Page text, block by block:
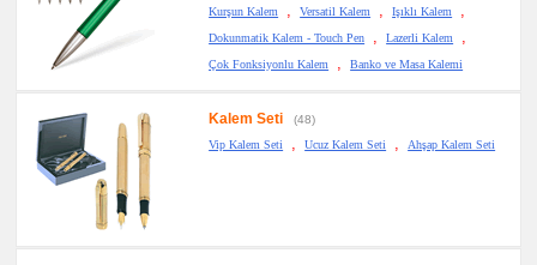
Kurşun Kalem , Versatil Kalem , Işıklı Kalem ,
Dokunmatik Kalem - Touch Pen , Lazerli Kalem ,
Çok Fonksiyonlu Kalem , Banko ve Masa Kalemi
Kalem Seti
(48)
Vip Kalem Seti
, Ucuz Kalem Seti , Ahşap Kalem Seti